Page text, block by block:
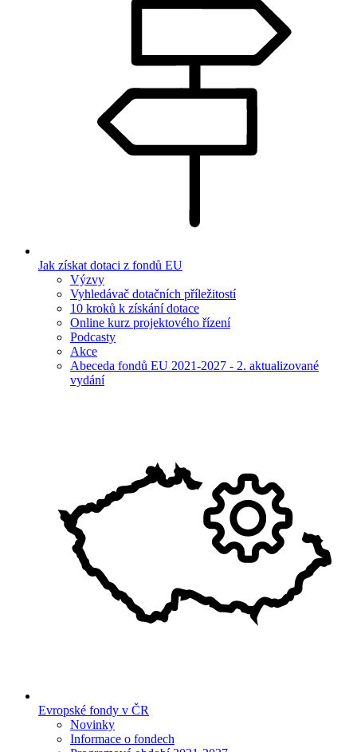
Jak získat dotaci z fondů EU
Výzvy
Vyhledávač dotačních příležitostí
10 kroků k získání dotace
Online kurz projektového řízení
Podcasty
Akce
Abeceda fondů EU 2021-2027 - 2. aktualizované
vydání
Evropské fondy v ČR
Novinky
Informace o fondech